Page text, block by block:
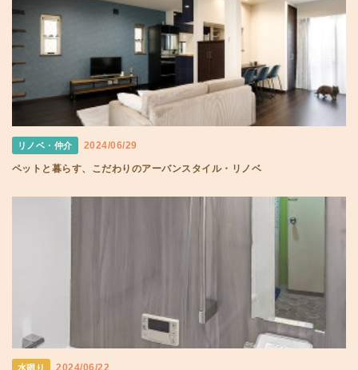
リノベ・仲介 2024/06/29
ペットと暮らす、こだわりのアーバンスタイル・リノベ
水廻り 2024/06/22